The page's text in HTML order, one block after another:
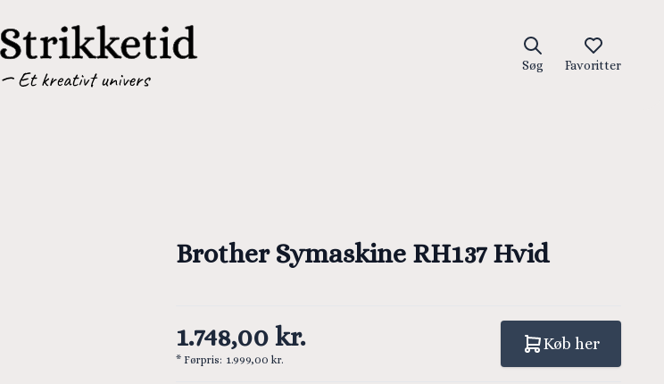
Søg
Favoritter
Brother Symaskine RH137 Hvid
1.748,00 kr.
* Førpris: 1.999,00 kr.
Køb her